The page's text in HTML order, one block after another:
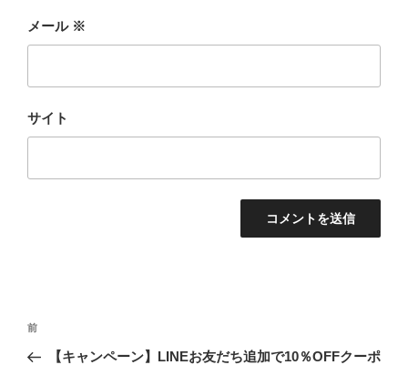
メール ※
サイト
前
【キャンペーン】LINEお友だち追加で10％OFFクーポ